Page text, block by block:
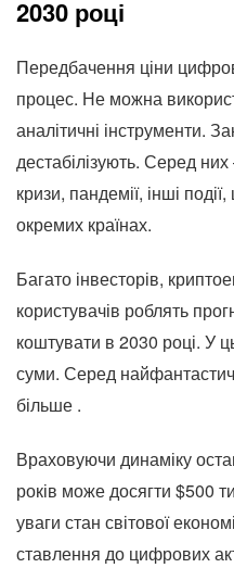
2030 році
Передбачення ціни
процес. Не можна
аналітичні інструменти.
дестабілізують. Серед
кризи, пандемії, інші
окремих країнах.
Багато інвесторів,
користувачів роблять
коштувати в 2030 році. У
суми. Серед
більше .
Враховуючи динаміку
років може досягти $500
уваги стан світової
ставлення до цифрових